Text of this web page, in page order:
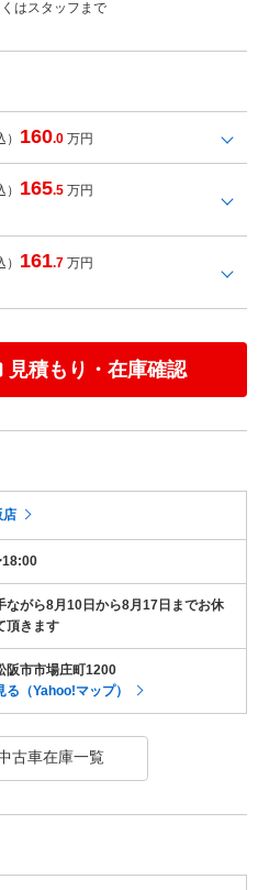
はスタッフまで
160.0 万円
165.5 万円
161.7 万円
見積もり・在庫確認
店
ながら8月10日から8月17日までお休
頂きます
阪市市場庄町1200
る（Yahoo!マップ）
古車在庫一覧